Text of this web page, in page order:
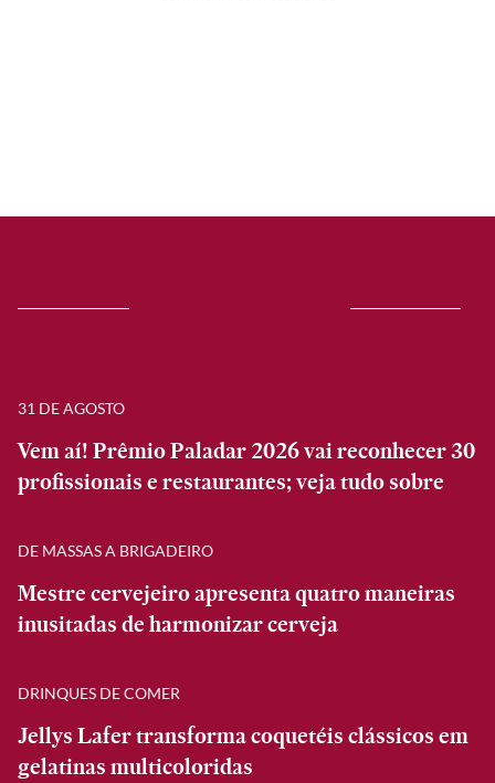
31 DE AGOSTO
Vem aí! Prêmio Paladar 2026 vai reconhecer 30
profissionais e restaurantes; veja tudo sobre
DE MASSAS A BRIGADEIRO
Mestre cervejeiro apresenta quatro maneiras
inusitadas de harmonizar cerveja
DRINQUES DE COMER
Jellys Lafer transforma coquetéis clássicos em
gelatinas multicoloridas